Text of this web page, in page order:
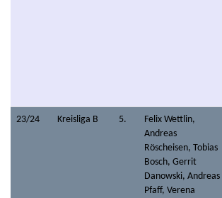
23/24 Kreisliga B 5.
Felix Wettlin,
Andreas
Röscheisen, Tobias
Bosch, Gerrit
Danowski, Andreas
Pfaff, Verena